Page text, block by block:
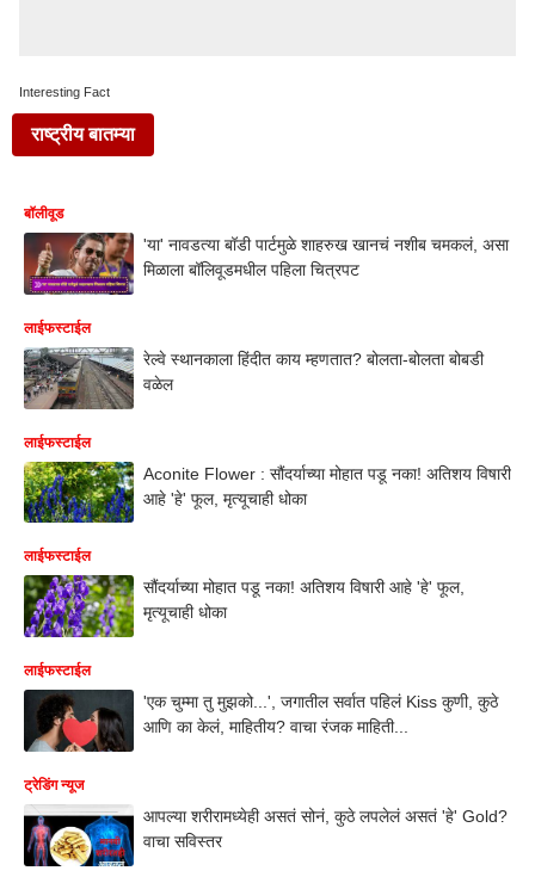
Interesting Fact
राष्ट्रीय बातम्या
बॉलीवूड
'या' नावडत्या बॉडी पार्टमुळे शाहरुख खानचं नशीब चमकलं, असा
मिळाला बॉलिवूडमधील पहिला चित्रपट
लाईफस्टाईल
रेल्वे स्थानकाला हिंदीत काय म्हणतात? बोलता-बोलता बोबडी
वळेल
लाईफस्टाईल
Aconite Flower : सौंदर्याच्या मोहात पडू नका! अतिशय विषारी
आहे 'हे' फूल, मृत्यूचाही धोका
लाईफस्टाईल
सौंदर्याच्या मोहात पडू नका! अतिशय विषारी आहे 'हे' फूल,
मृत्यूचाही धोका
लाईफस्टाईल
'एक चुम्मा तु मुझको...', जगातील सर्वात पहिलं Kiss कुणी, कुठे
आणि का केलं, माहितीय? वाचा रंजक माहिती...
ट्रेडिंग न्यूज
आपल्या शरीरामध्येही असतं सोनं, कुठे लपलेलं असतं 'हे' Gold?
वाचा सविस्तर